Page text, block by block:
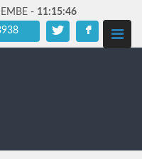
- 11:15:48